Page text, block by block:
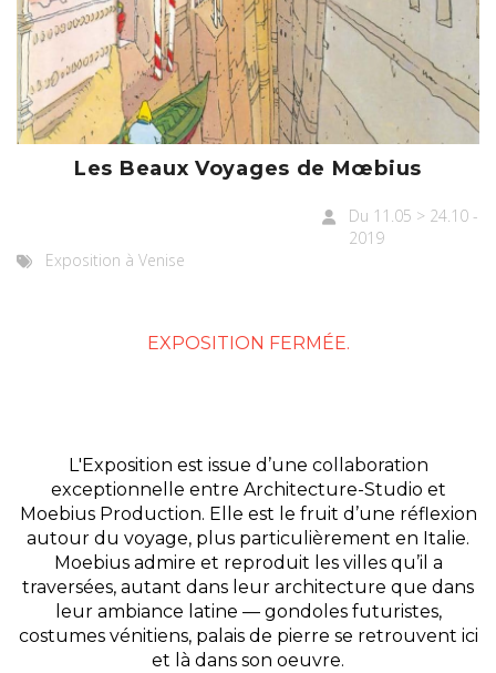
Les Beaux Voyages de Mœbius
Du 11.05 > 24.10 -
2019
Exposition à Venise
EXPOSITION FERMÉE.
L'Exposition est issue d’une collaboration
exceptionnelle entre Architecture-Studio et
Moebius Production. Elle est le fruit d’une réflexion
autour du voyage, plus particulièrement en Italie.
Moebius admire et reproduit les villes qu’il a
traversées, autant dans leur architecture que dans
leur ambiance latine — gondoles futuristes,
costumes vénitiens, palais de pierre se retrouvent ici
et là dans son oeuvre.